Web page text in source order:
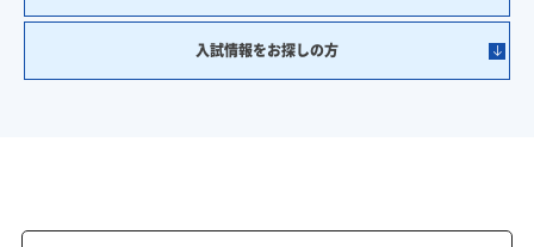
入試情報をお探しの方